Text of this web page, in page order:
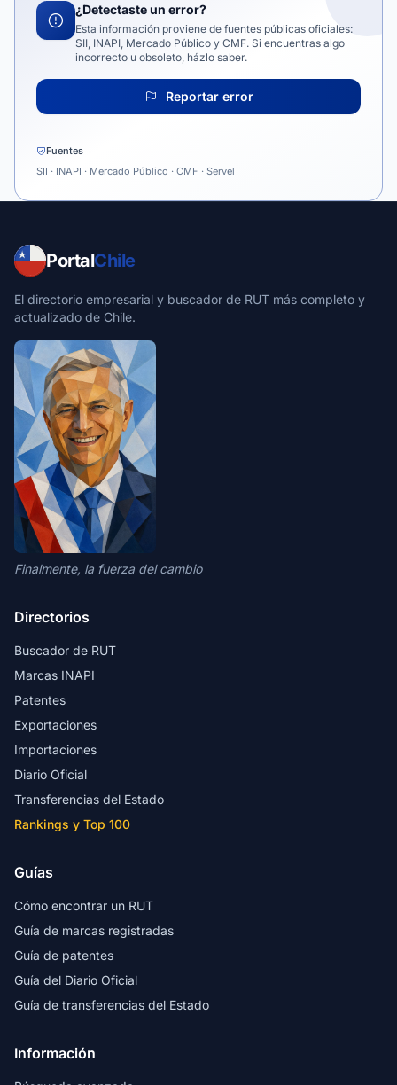
¿Detectaste un error?
Esta información proviene de fuentes públicas oficiales:
SII, INAPI, Mercado Público y CMF. Si encuentras algo
incorrecto u obsoleto, házlo saber.
Reportar error
Fuentes
SII · INAPI · Mercado Público · CMF · Servel
PortalChile
El directorio empresarial y buscador de RUT más completo y
actualizado de Chile.
Finalmente, la fuerza del cambio
Directorios
Buscador de RUT
Marcas INAPI
Patentes
Exportaciones
Importaciones
Diario Oficial
Transferencias del Estado
Rankings y Top 100
Guías
Cómo encontrar un RUT
Guía de marcas registradas
Guía de patentes
Guía del Diario Oficial
Guía de transferencias del Estado
Información